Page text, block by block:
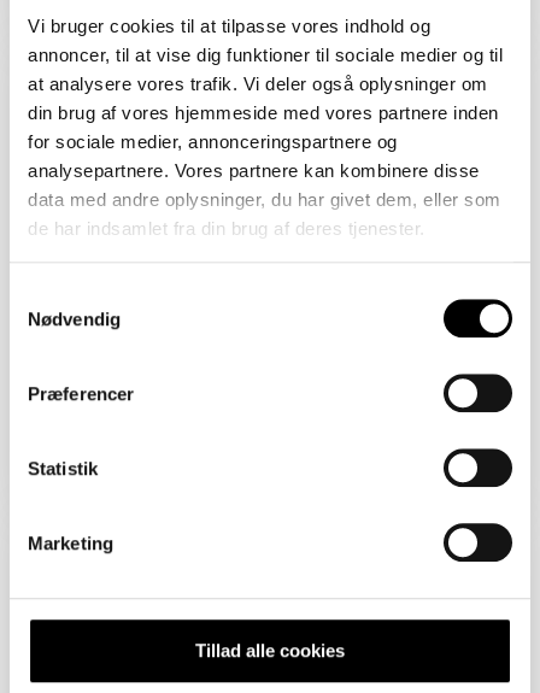
Vi bruger cookies til at tilpasse vores indhold og
annoncer, til at vise dig funktioner til sociale medier og til
at analysere vores trafik. Vi deler også oplysninger om
din brug af vores hjemmeside med vores partnere inden
for sociale medier, annonceringspartnere og
analysepartnere. Vores partnere kan kombinere disse
data med andre oplysninger, du har givet dem, eller som
de har indsamlet fra din brug af deres tjenester.
Nødvendig
Præferencer
Statistik
Marketing
Tillad alle cookies
Åbent Hus: 10/08/2026
Flyndervej 3, 1. tv
2450 København SV
Åbent Hus: 10/08/2026
Sejlklubvej 1B